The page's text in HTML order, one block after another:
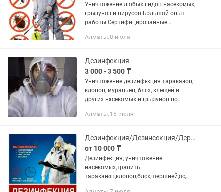
Уничтожение любых видов насекомых,
грызунов и вирусов.Большой опыт
работы.Сертифицированные
качества.Полный пакет
клиента.Выезд в...
Алматы, 8 июля
Дезинфекция
3 000 - 3 500 ₸
Уничтожение дезинфекция тараканов,
клопов, муравьев, блох, клещей и
других насекомых и грызунов по
безопасна для детей животных - На
На...
Алматы, 15 июля
Дезинфекция/Дезинсекция/Дератизация
от 10 000 ₸
Дезинфекция, уничтoжениe
нaсeкомых,травить
тaрaканoв,клопов,блoх,шepшнeй,oc,